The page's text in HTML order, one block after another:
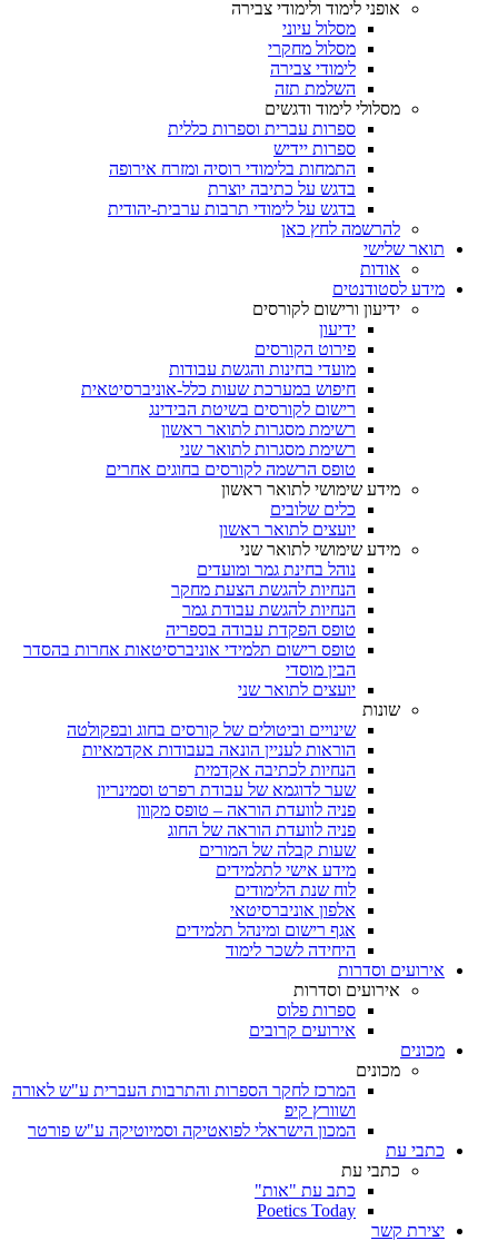
אופני לימוד ולימודי צבירה
מסלול עיוני
מסלול מחקרי
לימודי צבירה
השלמת תזה
מסלולי לימוד ודגשים
ספרות עברית וספרות כללית
ספרות יידיש
התמחות בלימודי רוסיה ומזרח אירופה
בדגש על כתיבה יוצרת
בדגש על לימודי תרבות ערבית-יהודית
להרשמה לחץ כאן
תואר שלישי
אודות
מידע לסטודנטים
ידיעון ורישום לקורסים
ידיעון
פירוט הקורסים
מועדי בחינות והגשת עבודות
חיפוש במערכת שעות כלל-אוניברסיטאית
רישום לקורסים בשיטת הבידינג
רשימת מסגרות לתואר ראשון
רשימת מסגרות לתואר שני
טופס הרשמה לקורסים בחוגים אחרים
מידע שימושי לתואר ראשון
כלים שלובים
יועצים לתואר ראשון
מידע שימושי לתואר שני
נוהל בחינת גמר ומועדים
הנחיות להגשת הצעת מחקר
הנחיות להגשת עבודת גמר
טופס הפקדת עבודה בספריה
טופס רישום תלמידי אוניברסיטאות אחרות בהסדר
הבין מוסדי
יועצים לתואר שני
שונות
שינויים וביטולים של קורסים בחוג ובפקולטה
הוראות לעניין הונאה בעבודות אקדמאיות
הנחיות לכתיבה אקדמית
שער לדוגמא של עבודת רפרט וסמינריון
פניה לוועדת הוראה – טופס מקוון
פניה לוועדת הוראה של החוג
שעות קבלה של המורים
מידע אישי לתלמידים
לוח שנת הלימודים
אלפון אוניברסיטאי
אגף רישום ומינהל תלמידים
היחידה לשכר לימוד
אירועים וסדרות
אירועים וסדרות
ספרות פלוס
אירועים קרובים
מכונים
מכונים
המרכז לחקר הספרות והתרבות העברית ע"ש לאורה
ושוורץ קיפ
המכון הישראלי לפואטיקה וסמיוטיקה ע"ש פורטר
כתבי עת
כתבי עת
כתב עת "אות"
Poetics Today
יצירת קשר